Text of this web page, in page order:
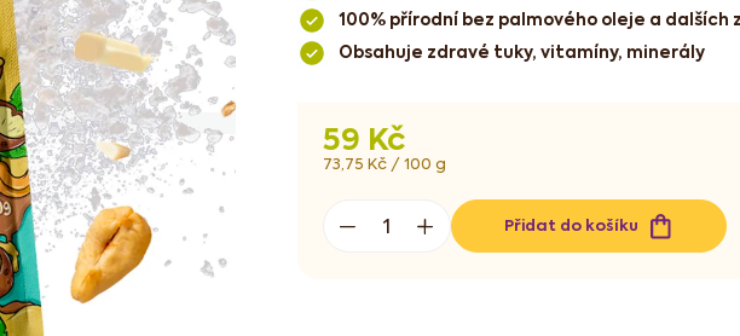
59 Kč
Měrná
73,75 Kč / 100 g
Přidat do košíku
100% přírodní bez palmového oleje a
Obsahuje zdravé tuky, vitamíny, minerály